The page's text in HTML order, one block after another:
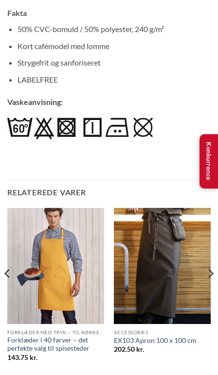
Fakta
50% CVC-bomuld / 50% polyester, 240 g/m²
Kort cafémodel med lomme
Strygefrit og sanforiseret
LABELFREE
Vaskeanvisning:
RELATEREDE VARER
Forklæder i 40 farver – det
perfekte valg til spisesteder
143.75 kr.
ACCESSORIES
EX103 Apron 100 x 100 cm
202.50 kr.
Konkurrence